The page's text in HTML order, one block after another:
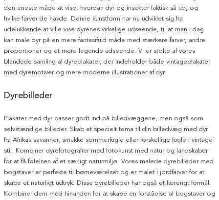
den eneste måde at vise, hvordan dyr og insekter faktisk så ud, og
hvilke farver de havde. Denne kunstform har nu udviklet sig fra
udelukkende at ville vise dyrenes virkelige udseende, til at man i dag
kan male dyr på en mere fantasifuld måde med stærkere farver, andre
proportioner og et mere legende udseende. Vi er stolte af vores
blandede samling af dyreplakater, der indeholder både vintageplakater
med dyremotiver og mere moderne illustrationer af dyr.
Dyrebilleder
Plakater med dyr passer godt ind på billedvæggene, men også som
selvstændige billeder. Skab et specielt tema til din billedvæg med dyr
fra Afrikas savanner, smukke sommerfugle eller forskellige fugle i vintage-
stil. Kombiner dyrefotografier med fotokunst med natur og landskaber
for at få følelsen af et særligt naturmiljø. Vores malede dyrebilleder med
bogstaver er perfekte til børneværelset og er malet i jordfarver for at
skabe et naturligt udtryk. Disse dyrebilleder har også et lærerigt formål.
Kombiner dem med hinanden for at skabe en forståelse af bogstaver og